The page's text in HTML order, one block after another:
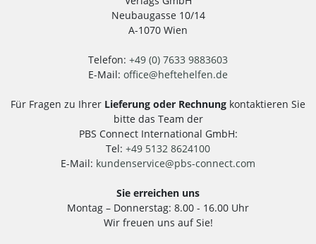
Neubaugasse 10/14
A-1070 Wien
Telefon: +49 (0) 7633 9883603
E-Mail: office@heftehelfen.de
Für Fragen zu Ihrer Lieferung oder Rechnung kontaktieren Sie
bitte das Team der
PBS Connect International GmbH:
Tel: +49 5132 8624100
E-Mail: kundenservice@pbs-connect.com
Sie erreichen uns
Montag – Donnerstag: 8.00 - 16.00 Uhr
Wir freuen uns auf Sie!